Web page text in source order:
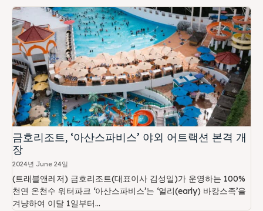
금호리조트, ‘아산스파비스’ 야외 어트랙션 본격 개
장
2024년 June 24일
(트래블앤레저) 금호리조트(대표이사 김성일)가 운영하는 100%
천연 온천수 워터파크 ‘아산스파비스’는 ‘얼리(early) 바캉스족’을
겨냥하여 이달 1일부터...